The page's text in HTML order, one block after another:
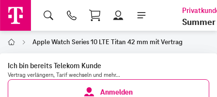
Shopping Cart
Summer
Home Apple Watch Series 10 LTE Titan 42 mm mit Vertrag
Ich bin bereits Telekom Kunde
Vertrag verlängern, Tarif wechseln und mehr...
Anmelden